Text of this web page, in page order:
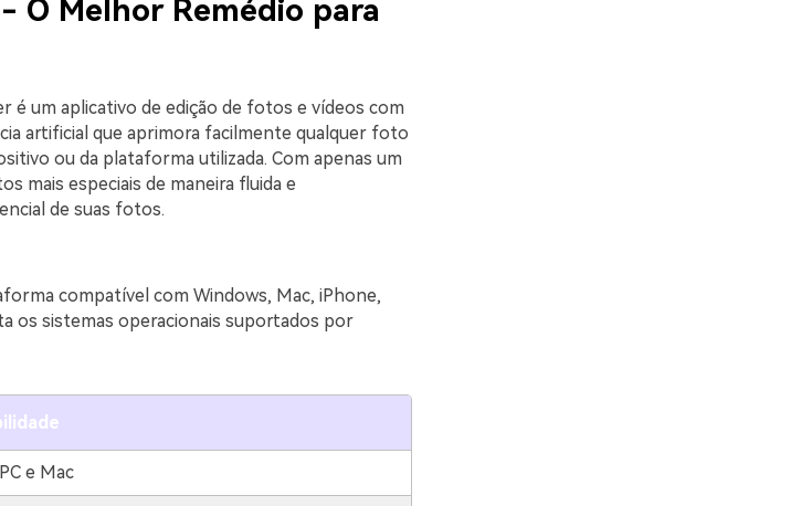
O Melhor Remédio para
é um aplicativo de edição de fotos e vídeos com
artificial que aprimora facilmente qualquer foto
ou da plataforma utilizada. Com apenas um
mais especiais de maneira fluida e
de suas fotos.
compatível com Windows, Mac, iPhone,
os sistemas operacionais suportados por
e Mac